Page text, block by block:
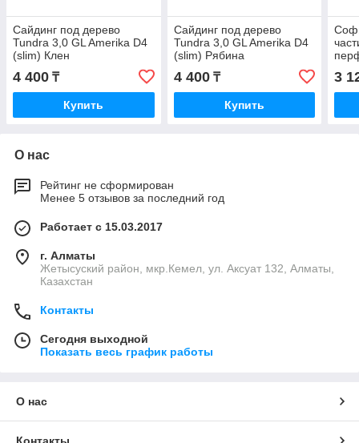
Сайдинг под дерево
Tundra 3,0 GL Amerika D4
(slim) Клен
4 400 ₸
Купить
Сайдинг под дерево
Tundra 3,0 GL Amerika D4
(slim) Рябина
4 400₸
Купить
3
О нас
Рейтинг не сформирован
Менее 5 отзывов за последний год
Работает с 15.03.2017
г. Алматы
Жетысуский район, мкр.Кемел, ул. Аксуат 132, Алматы,
Казахстан
Контакты
Сегодня выходной
Показать весь график работы
О нас